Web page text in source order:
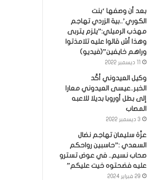
بعد أن وصفها ‘بنت
الكوري’..بية الزردي تهاجم
مهذب الرميلي:”يلزم يتربى
وهذا أش قالوا عليه تلامذتوا
وراهم خايفين”(فيديو)
وكيل العيدوني أكّد
الخبر..عيسى العيدوني معارا
إلى بطل أوروبا بديلا للاعبه
المصاب
3 ديسمبر 2022
عزّة سليمان تهاجم نضال
السعدي :”حاسبين رواحكم
صحاب نسيم.. في عوض تسترو
عليه فضحتوه خيت عليكم”
29 فبراير 2024